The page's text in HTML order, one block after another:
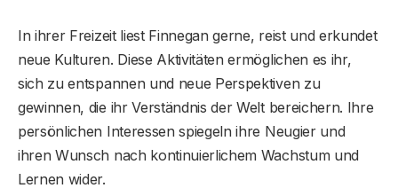
In ihrer Freizeit liest Finnegan gerne, reist und erkundet
neue Kulturen. Diese Aktivitäten ermöglichen es ihr,
sich zu entspannen und neue Perspektiven zu
gewinnen, die ihr Verständnis der Welt bereichern. Ihre
persönlichen Interessen spiegeln ihre Neugier und
ihren Wunsch nach kontinuierlichem Wachstum und
Lernen wider.